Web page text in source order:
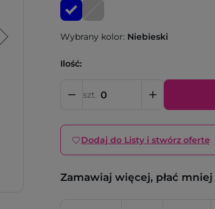
Wybrany kolor: Niebieski
Ilość:
szt.
Dodaj do Listy i stwórz ofertę
Zamawiaj więcej, płać mniej